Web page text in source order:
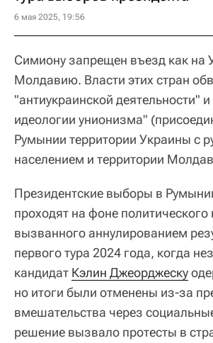
6 мая 2025, 19:56
Симиону запрещен въезд как на
Молдавию. Власти этих стран
"антиукраинской деятельности"
идеологии унионизма"
Румынии территории Украины с
населением и территории
Президентские выборы в
проходят на фоне политического
вызванного аннулированием
первого тура 2024 года, когда
кандидат Кэлин Джеорджеску
но итоги были отменены из-за
вмешательства через
решение вызвало протесты в